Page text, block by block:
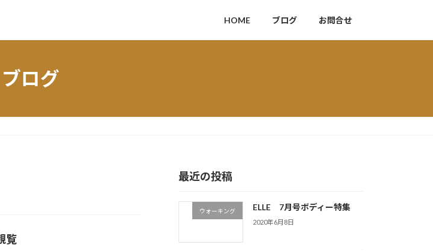
HOME ブログ お問合せ
ブログ
覧
最近の投稿
ウォーキング ELLE 7月号ボディー特集
2020年6月8日